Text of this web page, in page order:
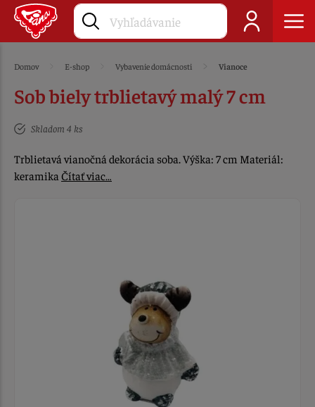
Domov E-shop Vybavenie domácnosti Vianoce
Sob biely trblietavý malý 7 cm
Skladom 4 ks
Trblietavá vianočná dekorácia soba. Výška: 7 cm Materiál:
keramika Čítať viac…